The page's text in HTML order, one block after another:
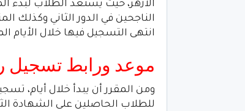
انتهى التسجيل فيها خلال الأيام
موعد ورابط تسجيل
ومن المقرر أن يبدأ خلال أيام،